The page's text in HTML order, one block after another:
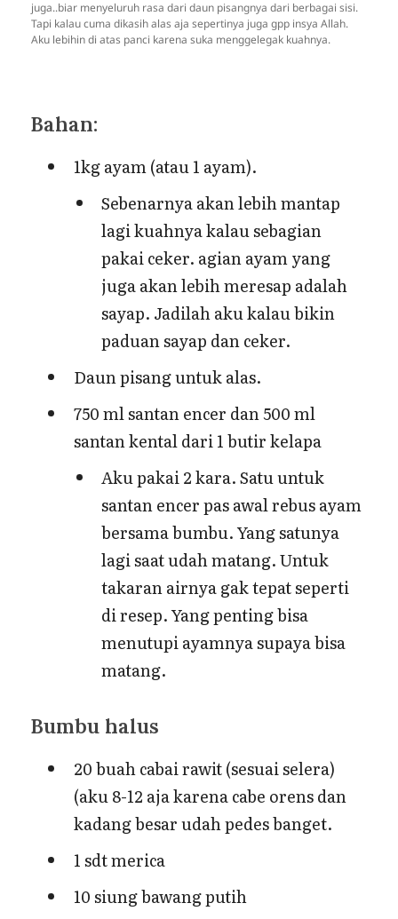
juga..biar menyeluruh rasa dari daun pisangnya dari berbagai sisi.
Tapi kalau cuma dikasih alas aja sepertinya juga gpp insya Allah.
Aku lebihin di atas panci karena suka menggelegak kuahnya.
Bahan:
1kg ayam (atau 1 ayam).
Sebenarnya akan lebih mantap
lagi kuahnya kalau sebagian
pakai ceker. agian ayam yang
juga akan lebih meresap adalah
sayap. Jadilah aku kalau bikin
paduan sayap dan ceker.
Daun pisang untuk alas.
750 ml santan encer dan 500 ml
santan kental dari 1 butir kelapa
Aku pakai 2 kara. Satu untuk
santan encer pas awal rebus ayam
bersama bumbu. Yang satunya
lagi saat udah matang. Untuk
takaran airnya gak tepat seperti
di resep. Yang penting bisa
menutupi ayamnya supaya bisa
matang.
Bumbu halus
20 buah cabai rawit (sesuai selera)
(aku 8-12 aja karena cabe orens dan
kadang besar udah pedes banget.
1 sdt merica
10 siung bawang putih